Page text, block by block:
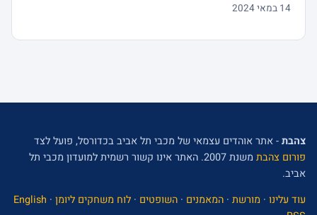
14 במאי 2024
צהבת- אתר אוהדים עצמאי של מכבי תל אביב בכדורסל, פועל לצד
פורום צהבת
משנת 2007. האתר אינו קשור רשמית למועדון מכבי תל
אביב.
עוד עלינו · מורשת · המאמנים · השופטים · לוח משחקים ליומן ·
English